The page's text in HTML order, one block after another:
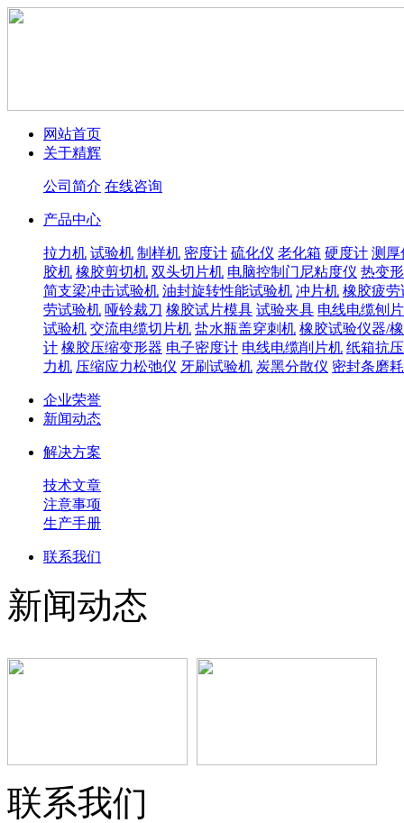
网站首页
关于精辉
公司简介 在线咨询
产品中心
拉力机 试验机 制样机 密度计 硫化仪 老化箱 硬度计 测厚
胶机 橡胶剪切机 双头切片机 电脑控制门尼粘度仪 热变
简支梁冲击试验机 油封旋转性能试验机 冲片机 橡胶疲劳
劳试验机 哑铃裁刀 橡胶试片模具 试验夹具 电线电缆刨
试验机 交流电缆切片机 盐水瓶盖穿刺机 橡胶试验仪器/
计 橡胶压缩变形器 电子密度计 电线电缆削片机 纸箱抗
力机 压缩应力松弛仪 牙刷试验机 炭黑分散仪 密封条磨
企业荣誉
新闻动态
解决方案
技术文章
注意事项
生产手册
联系我们
新闻动态
联系我们